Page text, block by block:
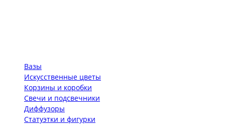
Вазы
Искусственные цветы
Корзины и коробки
Свечи и подсвечники
Диффузоры
Статуэтки и фигурки